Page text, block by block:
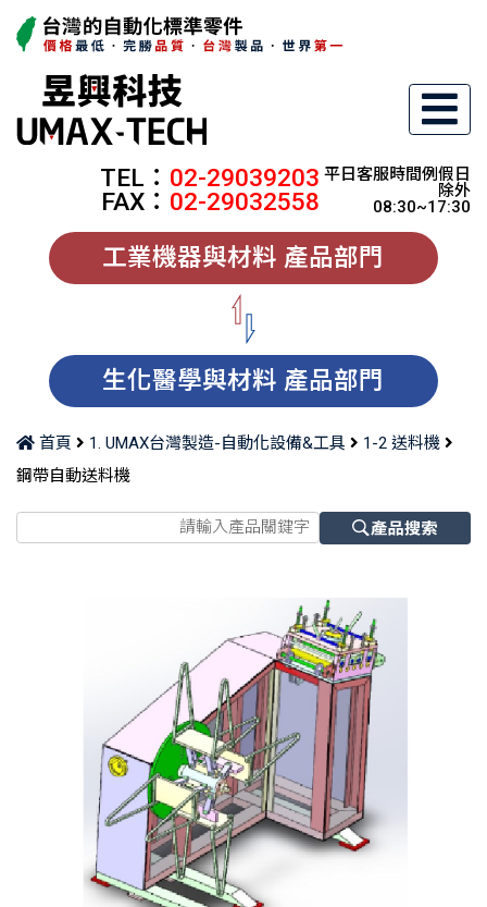
TEL： 02-29039203
FAX： 02-29032558
平日客服時間例假日
除外
08:30~17:30
工業機器與材料 產品部門
生化醫學與材料 產品部門
首頁 1. UMAX台灣製造-自動化設備&工具
1-2 送料機
鋼帶自動送料機